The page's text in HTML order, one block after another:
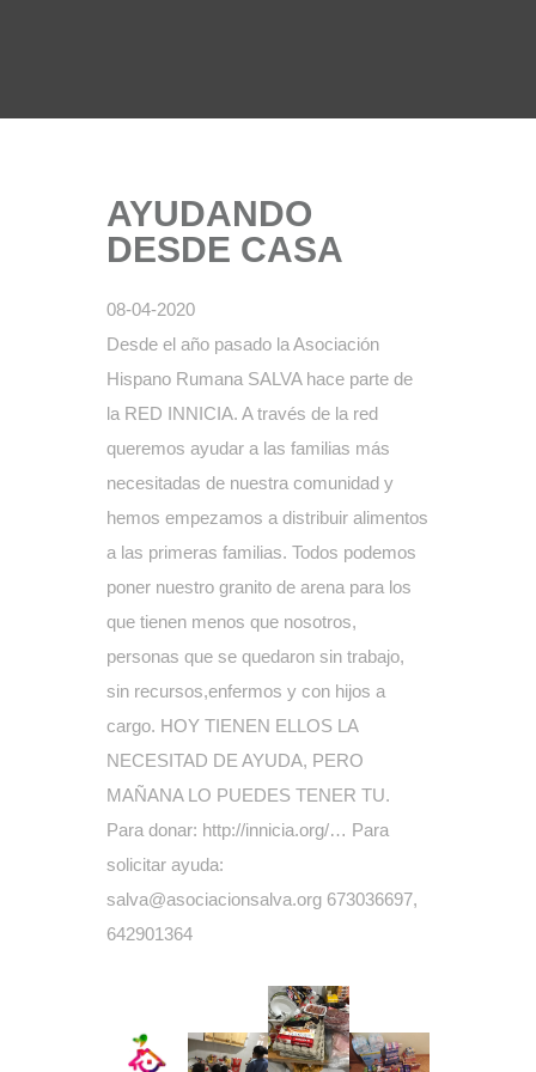
AYUDANDO
DESDE CASA
08-04-2020
Desde el año pasado la Asociación
Hispano Rumana SALVA hace parte de
la RED INNICIA. A través de la red
queremos ayudar a las familias más
necesitadas de nuestra comunidad y
hemos empezamos a distribuir alimentos
a las primeras familias. Todos podemos
poner nuestro granito de arena para los
que tienen menos que nosotros,
personas que se quedaron sin trabajo,
sin recursos,enfermos y con hijos a
cargo. HOY TIENEN ELLOS LA
NECESITAD DE AYUDA, PERO
MAÑANA LO PUEDES TENER TU.
Para donar: http://innicia.org/… Para
solicitar ayuda:
salva@asociacionsalva.org 673036697,
642901364